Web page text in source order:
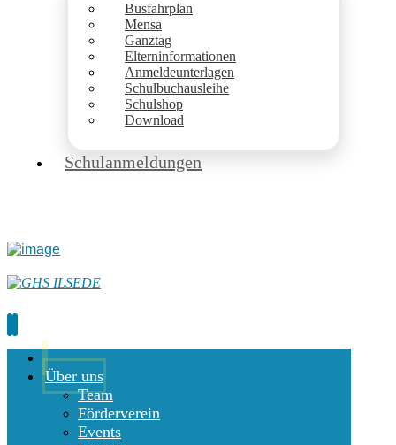
Busfahrplan
Mensa
Ganztag
Elterninformationen
Anmeldeunterlagen
Schulbuchausleihe
Schulshop
Download
Schulanmeldungen
Über uns
Team
Förderverein
Events